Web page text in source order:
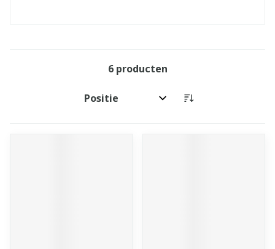
6producten
Sorteer op: